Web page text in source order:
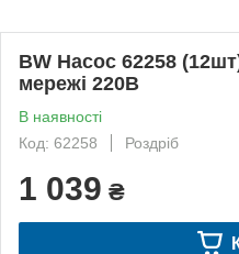
BW Насос 62258
мережі 220В
В наявності
Код: 62258
Роздріб
1 039 ₴